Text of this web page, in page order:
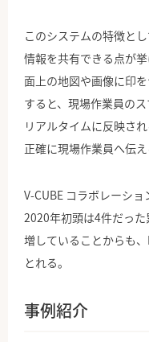
このシステムの特徴と
情報を共有できる点が
面上の地図や画像に印
すると、現場作業員の
リアルタイムに反映さ
正確に現場作業員へ伝え
V-CUBE コラボレーショ
2020年初頭は4件だっ
増していることからも
とれる。
事例紹介